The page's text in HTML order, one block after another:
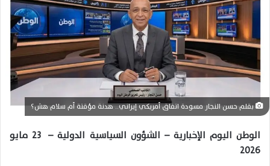
ر
ي
د
ا
إ
ل
ت
و
بقلم حسن النجار مسودة اتفاق أمريكي إيراني.. هدنة مؤقتة أم سلام هش؟
الوطن اليوم الإخبارية – الشؤون السياسية الدولية – 23 مايو
2026